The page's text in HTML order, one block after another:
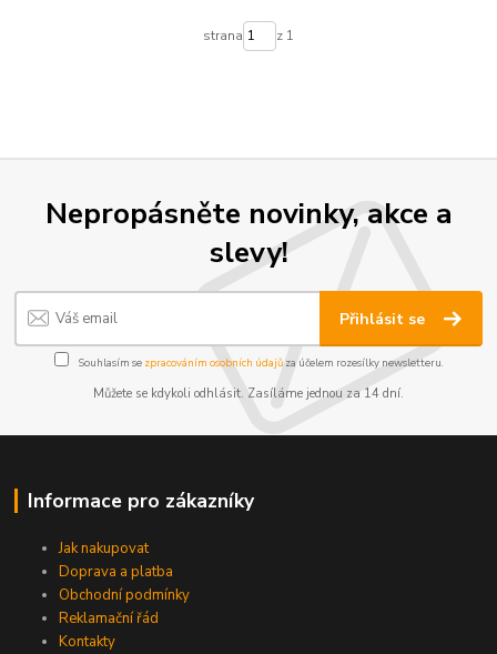
strana z 1
Nepropásněte novinky, akce a
slevy!
Přihlásit se
Souhlasím se zpracováním osobních údajůza účelem rozesílky newsletteru.
Můžete se kdykoli odhlásit. Zasíláme jednou za 14 dní.
Informace pro zákazníky
Jak nakupovat
Doprava a platba
Obchodní podmínky
Reklamační řád
Kontakty